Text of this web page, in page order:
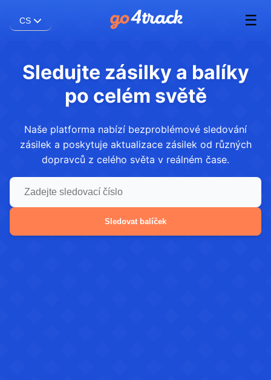
CS ☰
Sledujte zásilky a balíky
po celém světě
Naše platforma nabízí bezproblémové sledování
zásilek a poskytuje aktualizace zásilek od různých
dopravců z celého světa v reálném čase.
Sledovat balíček